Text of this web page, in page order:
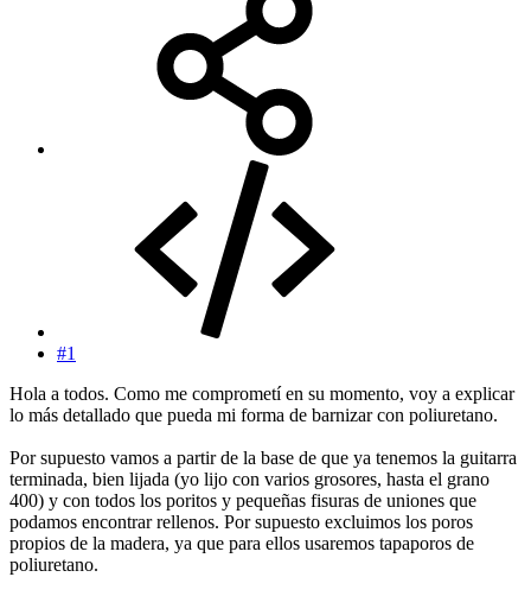
#1
Hola a todos. Como me comprometí en su momento, voy a explicar
lo más detallado que pueda mi forma de barnizar con poliuretano.
Por supuesto vamos a partir de la base de que ya tenemos la guitarra
terminada, bien lijada (yo lijo con varios grosores, hasta el grano
400) y con todos los poritos y pequeñas fisuras de uniones que
podamos encontrar rellenos. Por supuesto excluimos los poros
propios de la madera, ya que para ellos usaremos tapaporos de
poliuretano.